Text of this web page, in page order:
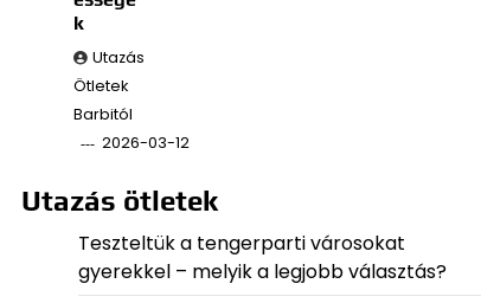
k
Utazás
Ötletek
Barbitól
2026-03-12
Utazás ötletek
Teszteltük a tengerparti városokat
gyerekkel – melyik a legjobb választás?